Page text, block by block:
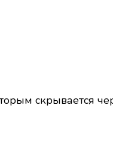
скрывается